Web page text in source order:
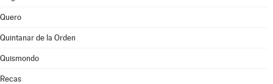
Quero
Quintanar de la Orden
Quismondo
Recas